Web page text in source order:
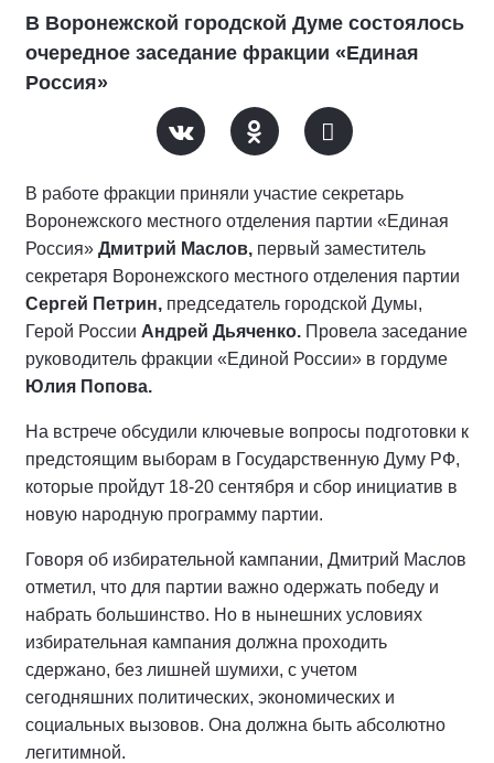
В Воронежской городской Думе состоялось
очередное заседание фракции «Единая
Россия»
В работе фракции приняли участие секретарь
Воронежского местного отделения партии «Единая
Россия» Дмитрий Маслов, первый заместитель
секретаря Воронежского местного отделения партии
Сергей Петрин, председатель городской Думы,
Герой России Андрей Дьяченко. Провела заседание
руководитель фракции «Единой России» в гордуме
Юлия Попова.
На встрече обсудили ключевые вопросы подготовки к
предстоящим выборам в Государственную Думу РФ,
которые пройдут 18-20 сентября и сбор инициатив в
новую народную программу партии.
Говоря об избирательной кампании, Дмитрий Маслов
отметил, что для партии важно одержать победу и
набрать большинство. Но в нынешних условиях
избирательная кампания должна проходить
сдержано, без лишней шумихи, с учетом
сегодняшних политических, экономических и
социальных вызовов. Она должна быть абсолютно
легитимной.